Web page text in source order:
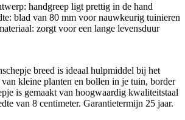
handgreep ligt prettig in de hand
blad van 80 mm voor nauwkeurig tuinieren
zorgt voor een lange levensduur
breed is ideaal hulpmiddel bij het
kleine planten en bollen in je tuin, border
is gemaakt van hoogwaardig kwaliteitstaal
van 8 centimeter. Garantietermijn 25 jaar.